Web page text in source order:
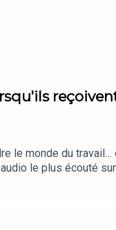
le monde du
le plus écouté
essentielle :Ce que
Pour aller plus